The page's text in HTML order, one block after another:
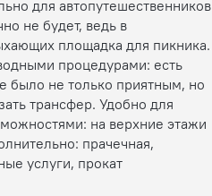
для автопутешественников
не будет, ведь в
площадка для пикника.
процедурами: есть
было не только приятным, но
трансфер. Удобно для
на верхние этажи
прачечная,
услуги, прокат